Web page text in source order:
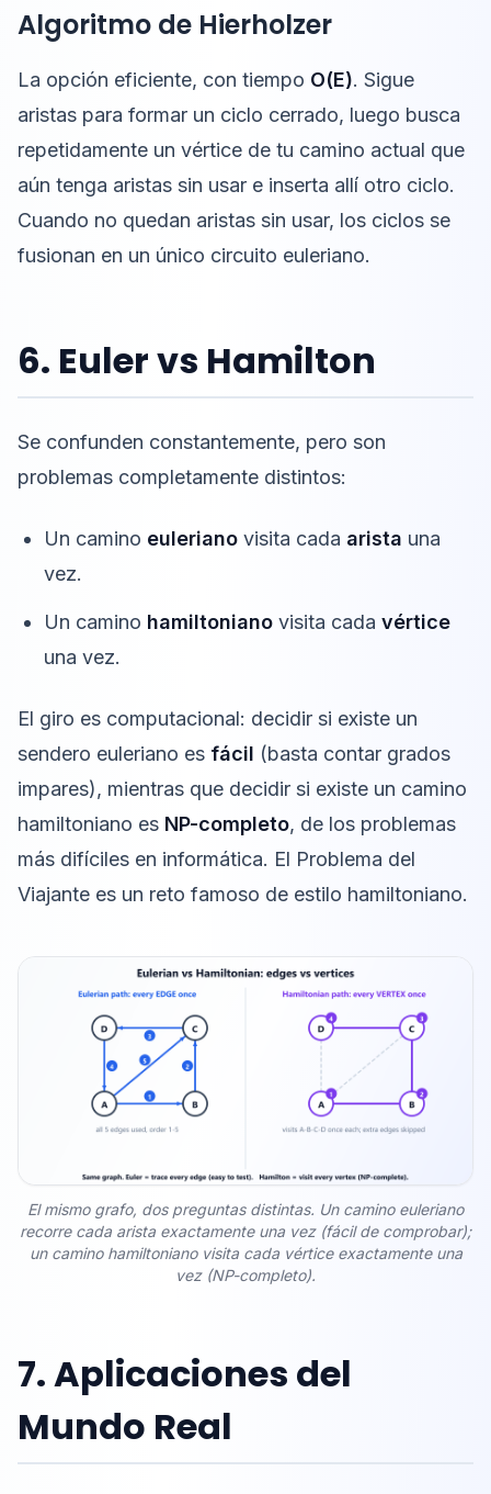
Algoritmo de Hierholzer
La opción eficiente, con tiempo O(E). Sigue
aristas para formar un ciclo cerrado, luego busca
repetidamente un vértice de tu camino actual que
aún tenga aristas sin usar e inserta allí otro ciclo.
Cuando no quedan aristas sin usar, los ciclos se
fusionan en un único circuito euleriano.
6. Euler vs Hamilton
Se confunden constantemente, pero son
problemas completamente distintos:
Un camino euleriano visita cada arista una
vez.
Un camino hamiltoniano visita cada vértice
una vez.
El giro es computacional: decidir si existe un
sendero euleriano es fácil (basta contar grados
impares), mientras que decidir si existe un camino
hamiltoniano es NP-completo, de los problemas
más difíciles en informática. El Problema del
Viajante es un reto famoso de estilo hamiltoniano.
El mismo grafo, dos preguntas distintas. Un camino euleriano
recorre cada arista exactamente una vez (fácil de comprobar);
un camino hamiltoniano visita cada vértice exactamente una
vez (NP-completo).
7. Aplicaciones del
Mundo Real